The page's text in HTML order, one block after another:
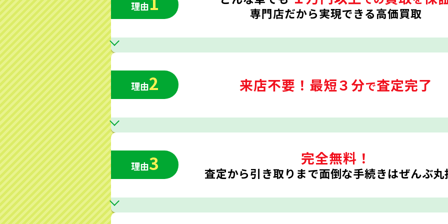
理由 専門店だから実現できる高価買取
理由2 来店不要！ 最短３分で査定完了
理由3 完全無料！
査定から引き取りまで面倒な手続きはぜんぶ